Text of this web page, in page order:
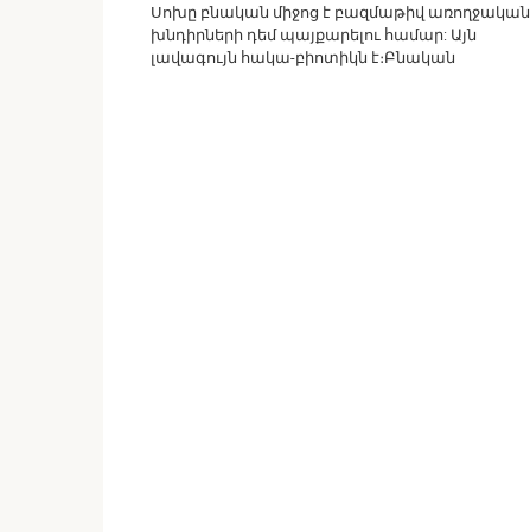
Սոխը բնական միջոց է բազմաթիվ առողջական
խնդիրների դեմ պայքարելու համար: Այն
լավագույն հակա-բիոտիկն է։Բնական